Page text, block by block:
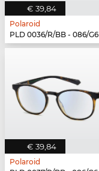
€ 39,84
Polaroid
PLD 0036/R/BB - 086/G6
€ 39,84
Polaroid